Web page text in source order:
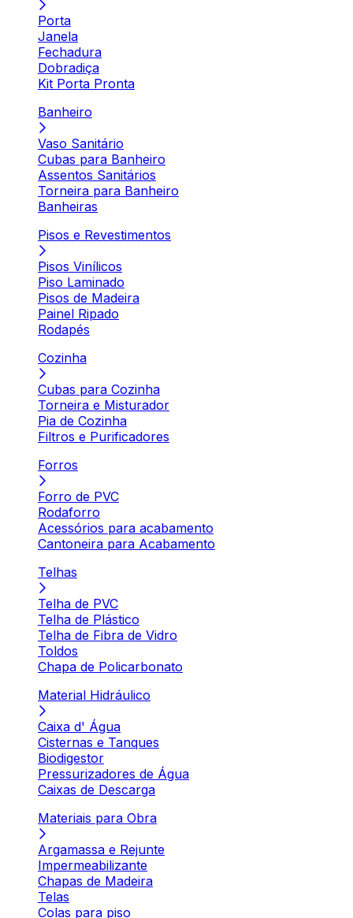
Porta
Janela
Fechadura
Dobradiça
Kit Porta Pronta
Banheiro
Vaso Sanitário
Cubas para Banheiro
Assentos Sanitários
Torneira para Banheiro
Banheiras
Pisos e Revestimentos
Pisos Vinílicos
Piso Laminado
Pisos de Madeira
Painel Ripado
Rodapés
Cozinha
Cubas para Cozinha
Torneira e Misturador
Pia de Cozinha
Filtros e Purificadores
Forros
Forro de PVC
Rodaforro
Acessórios para acabamento
Cantoneira para Acabamento
Telhas
Telha de PVC
Telha de Plástico
Telha de Fibra de Vidro
Toldos
Chapa de Policarbonato
Material Hidráulico
Caixa d' Água
Cisternas e Tanques
Biodigestor
Pressurizadores de Água
Caixas de Descarga
Materiais para Obra
Argamassa e Rejunte
Impermeabilizante
Chapas de Madeira
Telas
Colas para piso